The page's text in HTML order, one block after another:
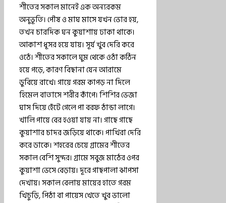
শীতের সকাল মানেই এক অন্যরকম
অনুভূতি। পৌষ ও মাঘ মাসে যখন ভোর হয়,
তখন চারদিক ঘন কুয়াশায় ঢাকা থাকে।
আকাশ ধূসর হয়ে যায়। সূর্য খুব দেরি করে
ওঠে। শীতের সকালে ঘুম থেকে ওঠা কঠিন
হয়ে পড়ে, কারণ বিছানা যেন আরামে
ডুবিয়ে রাখে। গায়ে গরম কাপড় না দিলে
হিমেল বাতাসে শরীর কাঁপে। শিশির ভেজা
ঘাস দিয়ে হেঁটে গেলে পা বরফ ঠান্ডা লাগে।
খালি পায়ে বের হওয়া যায় না। গাছে গাছে
কুয়াশার চাদর জড়িয়ে থাকে। পাখিরা দেরি
করে ডাকে। শহরের চেয়ে গ্রামের শীতের
সকাল বেশি সুন্দর। গ্রামে সবুজ মাঠের ওপর
কুয়াশা ভেসে বেড়ায়। দূরে গাছপালা ঝাপসা
দেখায়। সকাল বেলায় মায়ের হাতে গরম
খিচুড়ি, পিঠা বা পায়েস খেতে খুব ভালো